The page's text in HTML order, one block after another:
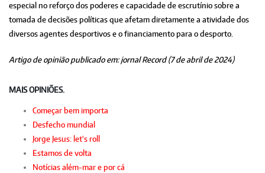
especial no reforço dos poderes e capacidade de escrutínio sobre a
tomada de decisões políticas que afetam diretamente a atividade dos
diversos agentes desportivos e o financiamento para o desporto.
Artigo de opinião publicado em: jornal Record (7 de abril de 2024)
MAIS OPINIÕES.
Começar bem importa
Desfecho mundial
Jorge Jesus: let's roll
Estamos de volta
Notícias além-mar e por cá